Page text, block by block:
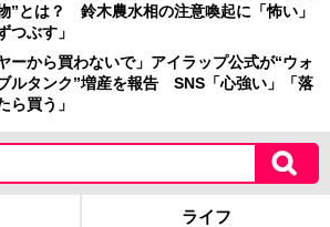
”とは？ 鈴木農水相の注意喚起に「怖い」
つぶす」
ーから買わないで」アイラップ公式が“ウォ
ルタンク”増産を報告 SNS「心強い」「落
ら買う」
ライフ